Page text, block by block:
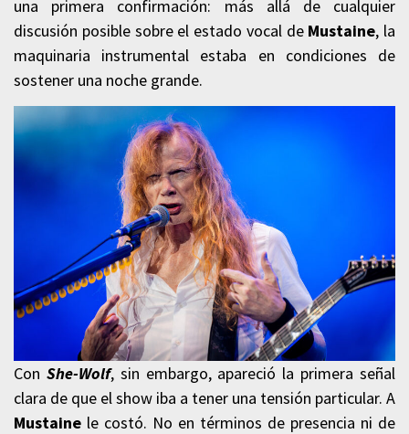
una primera confirmación: más allá de cualquier
discusión posible sobre el estado vocal de Mustaine, la
maquinaria instrumental estaba en condiciones de
sostener una noche grande.
Con She-Wolf, sin embargo, apareció la primera señal
clara de que el show iba a tener una tensión particular. A
Mustaine le costó. No en términos de presencia ni de